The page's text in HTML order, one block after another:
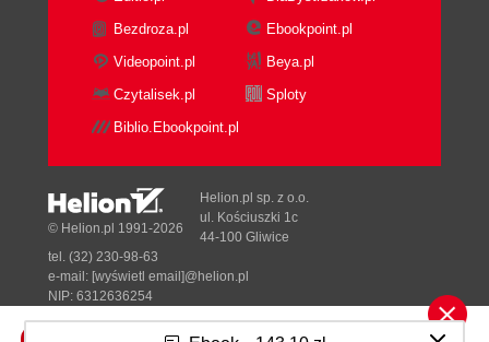
Bezdroza.pl
Ebookpoint.pl
Videopoint.pl
Beya.pl
Czytalisek.pl
Sploty
Biblio.Ebookpoint.pl
© Helion.pl 1991-2026
Helion.pl sp. z o.o.
ul. Kościuszki 1c
44-100 Gliwice
tel. (32) 230-98-63
e-mail: [wyświetl email]@helion.pl
NIP: 6312636254